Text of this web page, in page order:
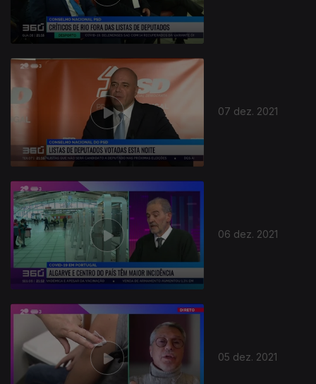
07 dez. 2021
06 dez. 2021
05 dez. 2021